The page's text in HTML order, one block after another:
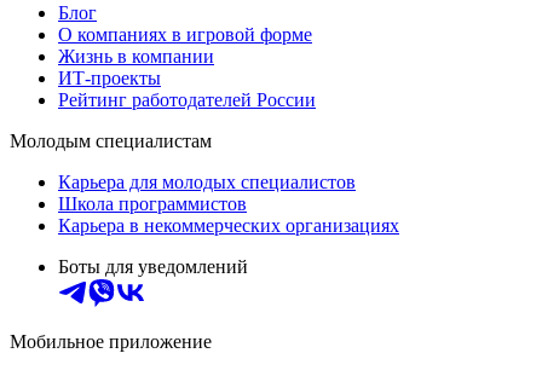
Блог
О компаниях в игровой форме
Жизнь в компании
ИТ-проекты
Рейтинг работодателей России
Молодым специалистам
Карьера для молодых специалистов
Школа программистов
Карьера в некоммерческих организациях
Боты для уведомлений
Мобильное приложение